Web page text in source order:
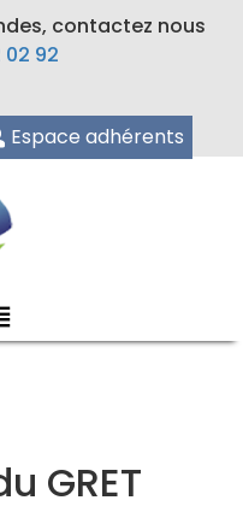
contactez nous
02 92
Espace adhérents
GRET